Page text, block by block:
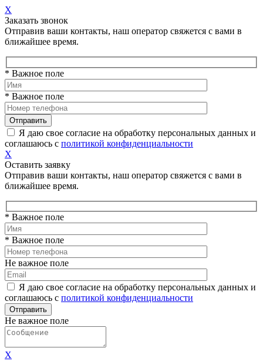
X
Заказать звонок
Отправив ваши контакты, наш оператор свяжется с вами в
ближайшее время.
* Важное поле
* Важное поле
Я даю свое согласие на обработку персональных данных и
соглашаюсь с политикой конфиденциальности
X
Оставить заявку
Отправив ваши контакты, наш оператор свяжется с вами в
ближайшее время.
* Важное поле
* Важное поле
Не важное поле
Я даю свое согласие на обработку персональных данных и
соглашаюсь с политикой конфиденциальности
Не важное поле
X